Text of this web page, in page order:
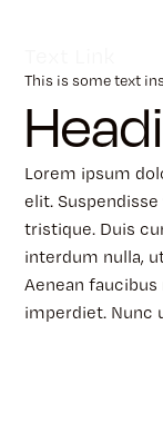
This is some text
Lorem ipsum
elit.
tristique. Duis
interdum nulla,
Aenean
imperdiet. Nunc